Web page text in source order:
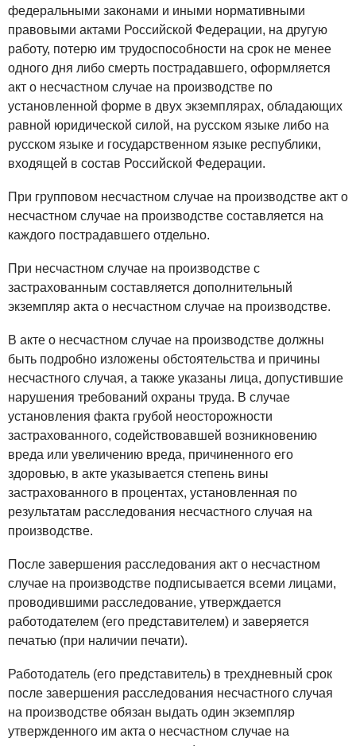
федеральными законами и иными нормативными
правовыми актами Российской Федерации, на другую
работу, потерю им трудоспособности на срок не менее
одного дня либо смерть пострадавшего, оформляется
акт о несчастном случае на производстве по
установленной форме в двух экземплярах, обладающих
равной юридической силой, на русском языке либо на
русском языке и государственном языке республики,
входящей в состав Российской Федерации.
При групповом несчастном случае на производстве акт о
несчастном случае на производстве составляется на
каждого пострадавшего отдельно.
При несчастном случае на производстве с
застрахованным составляется дополнительный
экземпляр акта о несчастном случае на производстве.
В акте о несчастном случае на производстве должны
быть подробно изложены обстоятельства и причины
несчастного случая, а также указаны лица, допустившие
нарушения требований охраны труда. В случае
установления факта грубой неосторожности
застрахованного, содействовавшей возникновению
вреда или увеличению вреда, причиненного его
здоровью, в акте указывается степень вины
застрахованного в процентах, установленная по
результатам расследования несчастного случая на
производстве.
После завершения расследования акт о несчастном
случае на производстве подписывается всеми лицами,
проводившими расследование, утверждается
работодателем (его представителем) и заверяется
печатью (при наличии печати).
Работодатель (его представитель) в трехдневный срок
после завершения расследования несчастного случая
на производстве обязан выдать один экземпляр
утвержденного им акта о несчастном случае на